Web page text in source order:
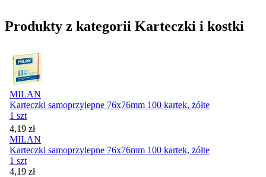
Produkty z kategorii Karteczki i kostki
MILAN
Karteczki samoprzylepne 76x76mm 100 kartek, żółte
1 szt
Cena
4,19 zł
MILAN
Karteczki samoprzylepne 76x76mm 100 kartek, żółte
1 szt
Cena
4,19 zł